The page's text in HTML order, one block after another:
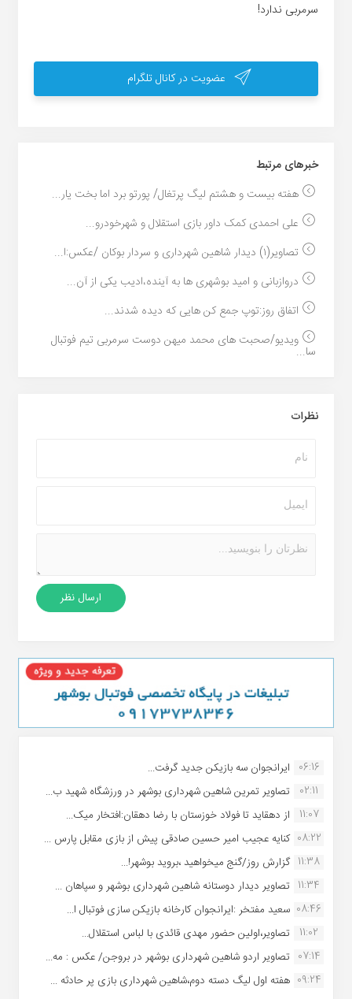
سرمربی ندارد!
عضویت در کانال تلگرام
خبر‌های مرتبط
هفته بیست و هشتم لیگ پرتغال/ پورتو برد اما بخت یار...
علی احمدی کمک داور بازی استقلال و شهرخودرو...
تصاویر(۱) دیدار شاهین شهرداری و سردار بوکان /عکس:ا...
دروازبانی و امید بوشهری ها به آینده،ادیب یکی از آن...
اتفاق روز:توپ جمع کن هایی که دیده شدند...
ویدیو/صحبت های محمد میهن دوست سرمربی تیم فوتبال
سا...
نظرات
06:16 ایرانجوان سه بازیکن جدید گرفت...
02:11
تصاویر تمرین شاهین شهردارى بوشهر در ورزشگاه شهید ب...
11:07
از دهقاید تا فولاد خوزستان با رضا دهقان:افتخار میک...
08:22 کنایه عجیب امیر حسین صادقی پیش از بازی مقابل پارس ...
11:38 گزارش روز/گنج میخواهید ،بروید بوشهر!...
11:34 تصاویر دیدار دوستانه شاهین شهردارى بوشهر و سپاهان ...
08:46 سعید مفتخر :ایرانجوان کارخانه بازیکن سازی فوتبال ا...
11:02
تصاویر،اولین حضور مهدی قائدی با لباس استقلال...
07:14 تصاویر اردو شاهین شهرداری بوشهر در بروجن/ عکس : مه...
09:24 هفته اول لیگ دسته دوم،شاهین شهرداری بازی پر حادثه ...